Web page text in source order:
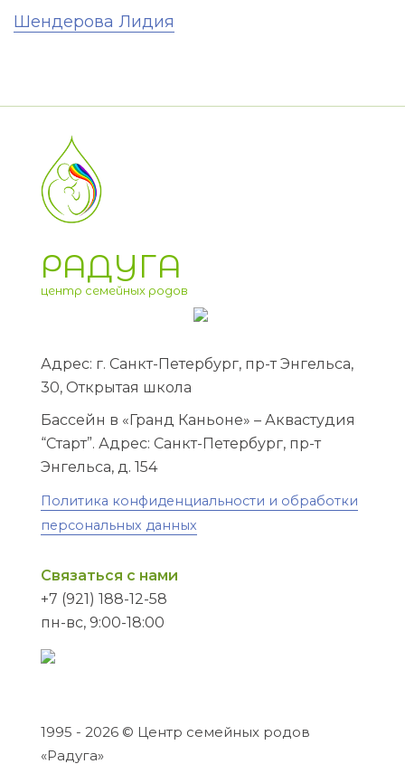
Шендерова Лидия
РАДУГА
центр семейных родов
Адрес: г. Санкт-Петербург, пр-т Энгельса,
30, Открытая школа
Бассейн в «Гранд Каньоне» – Аквастудия
“Старт”. Адрес: Санкт-Петербург, пр-т
Энгельса, д. 154
Политика конфиденциальности и обработки
персональных данных
Связаться с нами
+7 (921) 188-12-58
пн-вс, 9:00-18:00
1995 - 2026 © Центр семейных родов
«Радуга»